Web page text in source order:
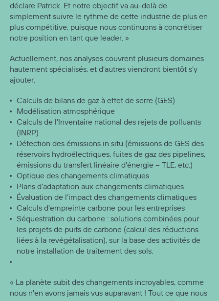
déclare Patrick. Et notre objectif va au-delà de
simplement suivre le rythme de cette industrie de plus en
plus compétitive, puisque nous continuons à concrétiser
notre position en tant que leader. »
Actuellement, nos analyses couvrent plusieurs domaines
hautement spécialisés, et d’autres viendront bientôt s’y
ajouter:
Calculs de bilans de gaz à effet de serre (GES)
Modélisation atmosphérique
Calculs de l’Inventaire national des rejets de polluants
(INRP)
Détection des émissions in situ (émissions de GES des
réservoirs hydroélectriques, fuites de gaz des pipelines,
émissions du transfert linéaire d’énergie – TLE, etc.)
Optique des changements climatiques
Plans d’adaptation aux changements climatiques
Évaluation de l’impact des changements climatiques
Calculs d’empreinte carbone pour les entreprises
Séquestration du carbone : solutions combinées pour
les projets de puits de carbone (calcul des réductions
liées à la revégétalisation), sur la base des activités de
notre installation de traitement des sols.
« La planète subit des changements incroyables, comme
nous n’en avons jamais vus auparavant ! Tout ce que nous